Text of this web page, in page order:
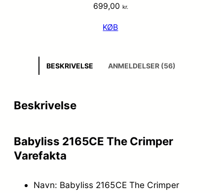
699,00 kr.
KØB
BESKRIVELSE ANMELDELSER (56)
Beskrivelse
Babyliss 2165CE The Crimper
Varefakta
Navn: Babyliss 2165CE The Crimper